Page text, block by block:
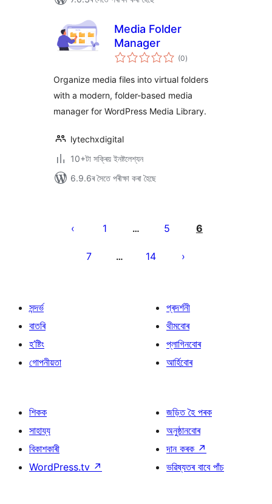
Media Folder
Manager
(0টা
মুঠ)
Organize media files into virtual folders
with a modern, folder-based media
manager for WordPress Media Library.
lytechxdigital
10+টা সক্ৰিয় ইনষ্টলেশ্যন
6.9.6ৰ সৈতে পৰীক্ষা কৰা হৈছে
পৃষ্ঠাকৰণ
1 … 5 6
7 … 14
সন্দৰ্ভ
বাতৰি
হ’ষ্টিং
গোপনীয়তা
প্ৰদৰ্শনী
থীমবোৰ
প্লাগিনবোৰ
আৰ্হিবোৰ
শিকক
সাহায্য
বিকাশকাৰী
WordPress.tv ↗
জড়িত হৈ পৰক
অনুষ্ঠানবোৰ
দান কৰক ↗
ভৱিষ্যতৰ বাবে পাঁচ